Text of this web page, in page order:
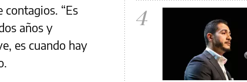
“Es
años y
es cuando hay
4